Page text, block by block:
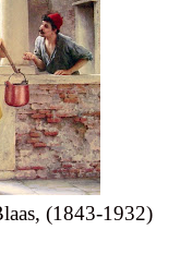
(1843-1932)